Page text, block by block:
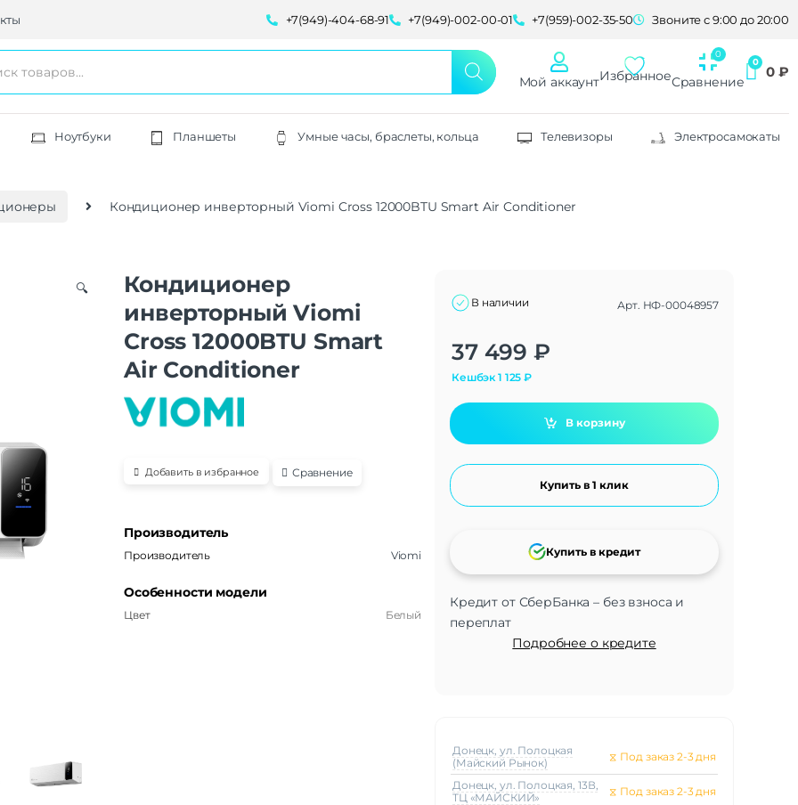
+7(949)-404-68-91 +7(949)-002-00-01 +7(959)-002-35-50 Звоните с 9:00 до 20:00
Мой аккаунтИзбранноеСравнение
0 ₽
Ноутбуки Планшеты Умные часы, браслеты, кольца Телевизоры Электросамокаты
Кондиционер инверторный Viomi Cross 12000BTU Smart Air Conditioner
🔍
Кондиционер
инверторный Viomi
Cross 12000BTU Smart
Air Conditioner
Добавить в избранное Сравнение
Производитель
Производитель Viomi
Особенности модели
Цвет Белый
В наличии Арт. НФ-00048957
37 499 ₽
Кешбэк1 125 ₽
В корзину
Купить в 1 клик
Кредит от СберБанка – без взноса и
переплат
Подробнее о кредите
Купить в кредит
Alternative:
Донецк, ул. Полоцкая
(Майский Рынок)
⧖ Под заказ 2-3 дня
Донецк, ул. Полоцкая, 13В,
ТЦ «МАЙСКИЙ»
⧖ Под заказ 2-3 дня